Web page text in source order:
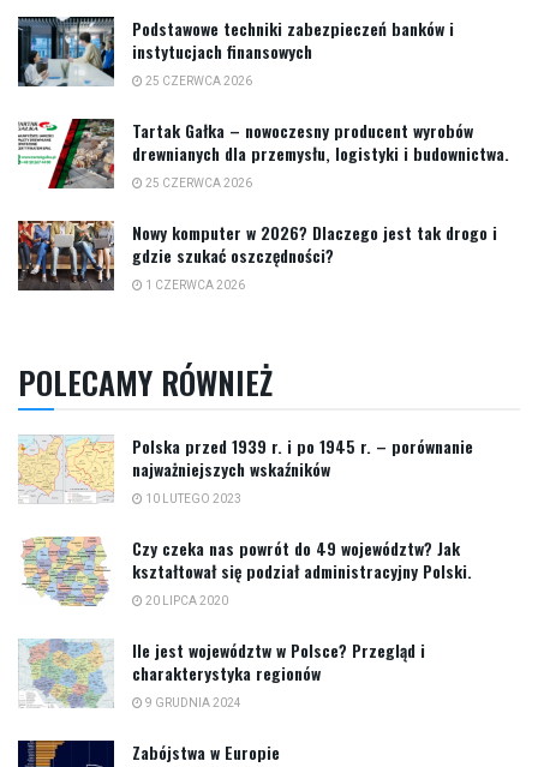
Podstawowe techniki zabezpieczeń banków i
instytucjach finansowych
25 CZERWCA 2026
Tartak Gałka – nowoczesny producent wyrobów
drewnianych dla przemysłu, logistyki i budownictwa.
25 CZERWCA 2026
Nowy komputer w 2026? Dlaczego jest tak drogo i
gdzie szukać oszczędności?
1 CZERWCA 2026
POLECAMY RÓWNIEŻ
Polska przed 1939 r. i po 1945 r. – porównanie
najważniejszych wskaźników
10 LUTEGO 2023
Czy czeka nas powrót do 49 województw? Jak
kształtował się podział administracyjny Polski.
20 LIPCA 2020
Ile jest województw w Polsce? Przegląd i
charakterystyka regionów
9 GRUDNIA 2024
Zabójstwa w Europie